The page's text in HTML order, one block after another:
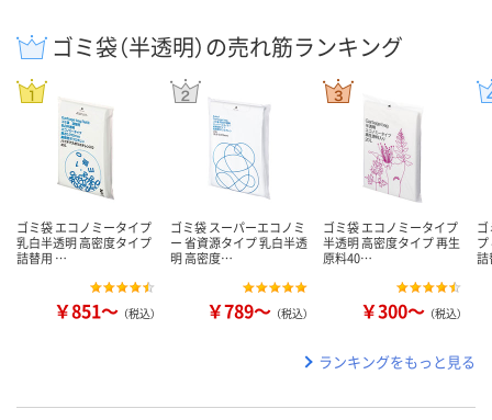
ゴミ袋（半透明）の売れ筋ランキング
ゴミ袋 エコノミータイプ
乳白半透明 高密度タイプ
詰替用 …
￥851～ （税込）
ゴミ袋 スーパーエコノミ
ー 省資源タイプ 乳白半透
明 高密度…
￥789～ （税込）
ゴミ袋 エコノミータイプ
半透明 高密度タイプ 再生
原料40…
￥300～ （税込）
ランキングをもっと見る